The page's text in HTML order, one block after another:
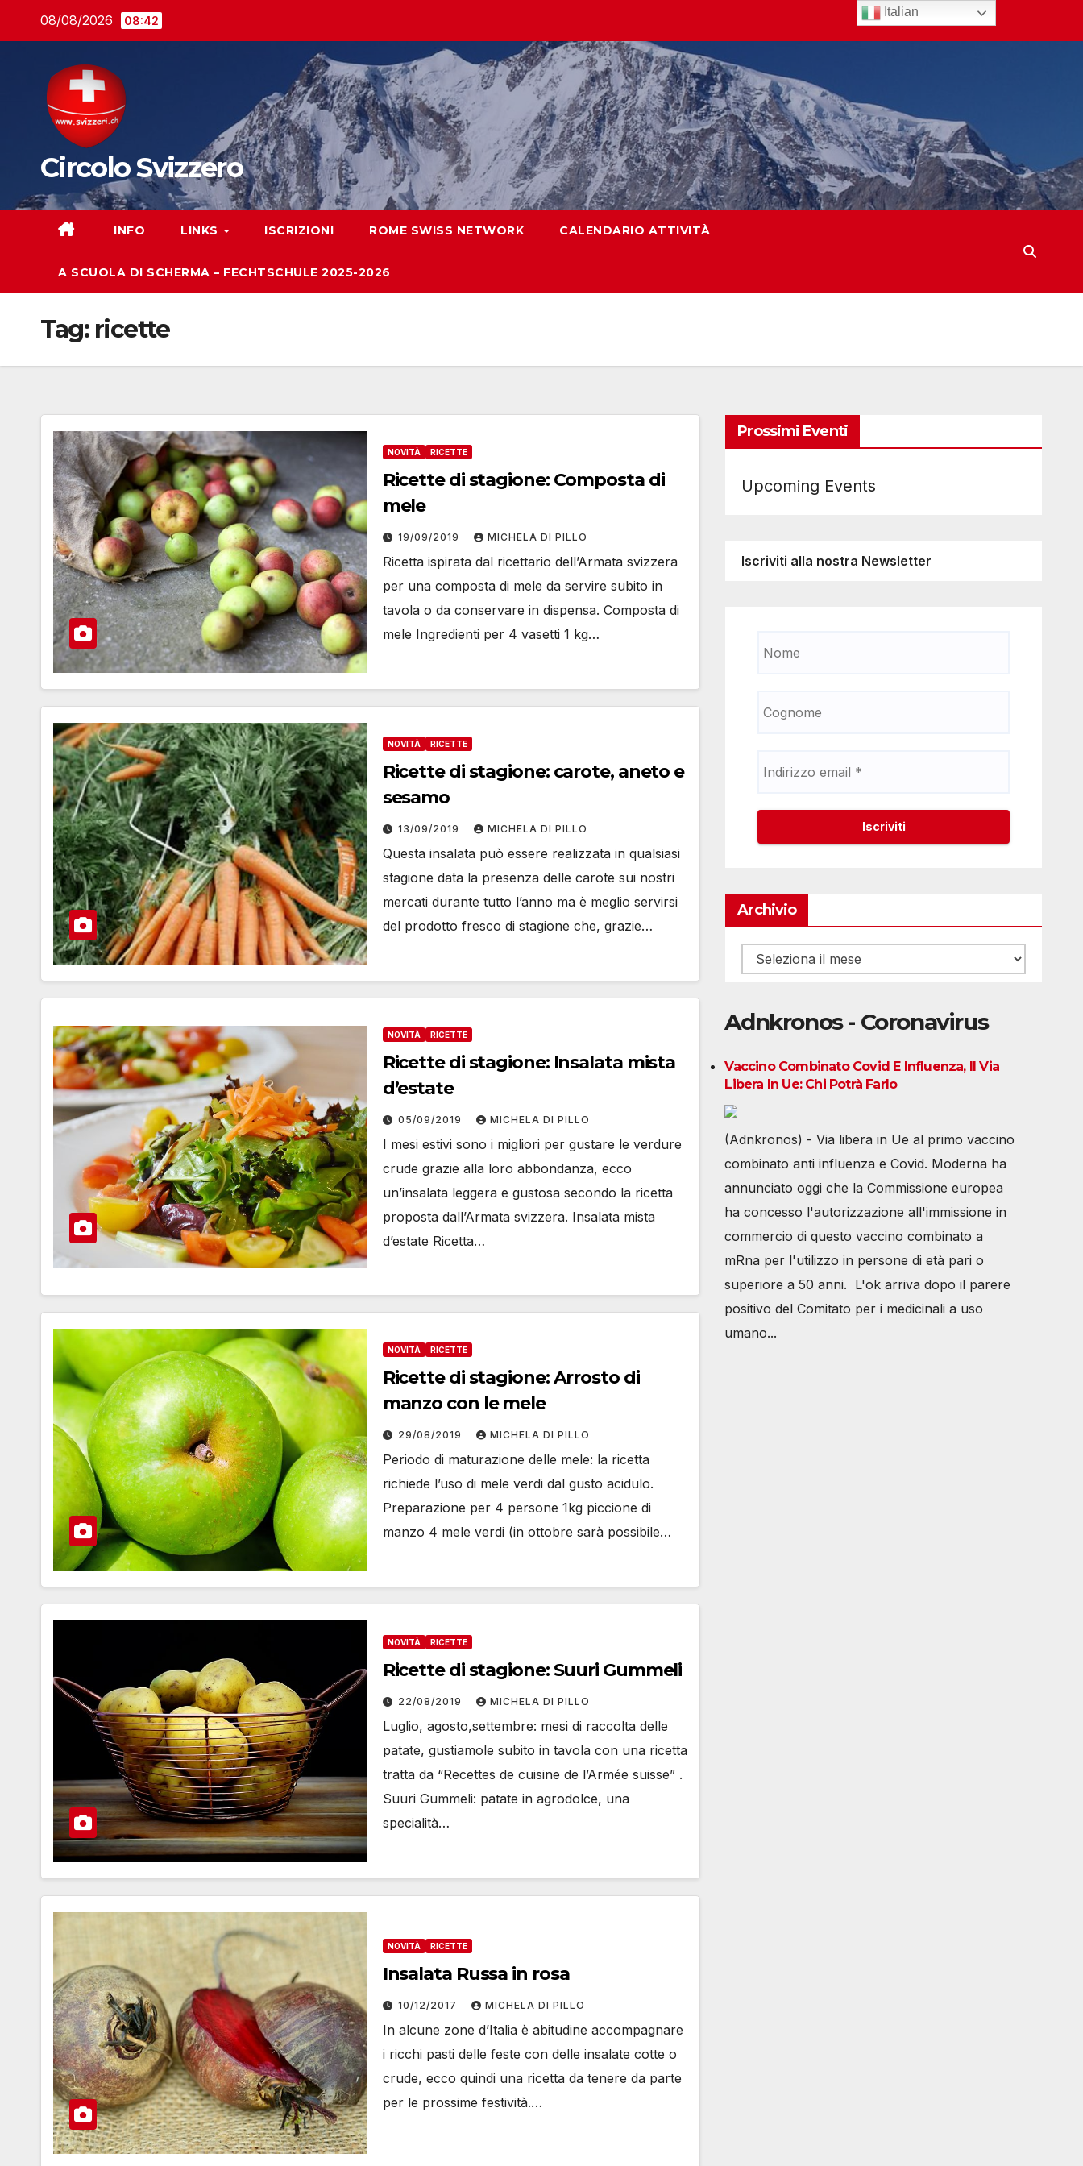
08/08/2026 08:42
Circolo Svizzero
INFO LINKS ISCRIZIONI ROME SWISS NETWORK CALENDARIO ATTIVITÀ
A SCUOLA DI SCHERMA – FECHTSCHULE 2025-2026
Tag: ricette
NOVITÀ RICETTE
Ricette di stagione: Composta di
mele
19/09/2019 MICHELA DI PILLO
Ricetta ispirata dal ricettario dell’Armata svizzera
per una composta di mele da servire subito in
tavola o da conservare in dispensa. Composta di
mele Ingredienti per 4 vasetti 1 kg…
NOVITÀ RICETTE
Ricette di stagione: carote, aneto e
sesamo
13/09/2019 MICHELA DI PILLO
Questa insalata può essere realizzata in qualsiasi
stagione data la presenza delle carote sui nostri
mercati durante tutto l’anno ma è meglio servirsi
del prodotto fresco di stagione che, grazie…
NOVITÀ RICETTE
Ricette di stagione: Insalata mista
d’estate
05/09/2019 MICHELA DI PILLO
I mesi estivi sono i migliori per gustare le verdure
crude grazie alla loro abbondanza, ecco
un’insalata leggera e gustosa secondo la ricetta
proposta dall’Armata svizzera. Insalata mista
d’estate Ricetta…
NOVITÀ RICETTE
Ricette di stagione: Arrosto di
manzo con le mele
29/08/2019 MICHELA DI PILLO
Periodo di maturazione delle mele: la ricetta
richiede l’uso di mele verdi dal gusto acidulo.
Preparazione per 4 persone 1kg piccione di
manzo 4 mele verdi (in ottobre sarà possibile…
NOVITÀ RICETTE
Ricette di stagione: Suuri Gummeli
22/08/2019 MICHELA DI PILLO
Luglio, agosto,settembre: mesi di raccolta delle
patate, gustiamole subito in tavola con una ricetta
tratta da “Recettes de cuisine de l’Armée suisse” .
Suuri Gummeli: patate in agrodolce, una
specialità…
NOVITÀ RICETTE
Insalata Russa in rosa
10/12/2017 MICHELA DI PILLO
In alcune zone d’Italia è abitudine accompagnare
i ricchi pasti delle feste con delle insalate cotte o
crude, ecco quindi una ricetta da tenere da parte
per le prossime festività.…
Prossimi Eventi
Upcoming Events
Iscriviti alla nostra Newsletter
Archivio
Archivio
Adnkronos - Coronavirus
Vaccino Combinato Covid E Influenza, Il Via
Libera In Ue: Chi Potrà Farlo
(Adnkronos) - Via libera in Ue al primo vaccino
combinato anti influenza e Covid. Moderna ha
annunciato oggi che la Commissione europea
ha concesso l'autorizzazione all'immissione in
commercio di questo vaccino combinato a
mRna per l'utilizzo in persone di età pari o
superiore a 50 anni. L'ok arriva dopo il parere
positivo del Comitato per i medicinali a uso
umano...
Italian